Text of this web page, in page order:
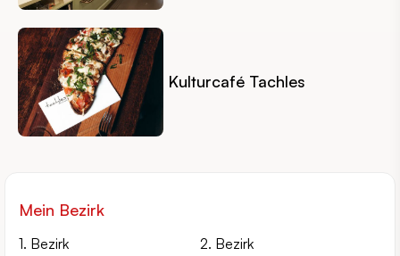
Kulturcafé Tachles
Mein Bezirk
1. Bezirk
2. Bezirk